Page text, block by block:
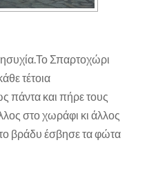
Σπαρτοχώρι
τέτοια
πάντα και πήρε τους
στο χωράφι κι άλλος
το βράδυ έσβησε τα φώτα